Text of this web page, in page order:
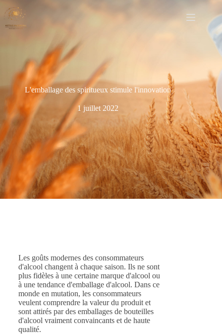
L'emballage des spiritueux stimule l'innovation
1 juillet 2022
Les goûts modernes des consommateurs
d'alcool changent à chaque saison. Ils ne sont
plus fidèles à une certaine marque d'alcool ou
à une tendance d'emballage d'alcool. Dans ce
monde en mutation, les consommateurs
veulent comprendre la valeur du produit et
sont attirés par des emballages de bouteilles
d'alcool vraiment convaincants et de haute
qualité.